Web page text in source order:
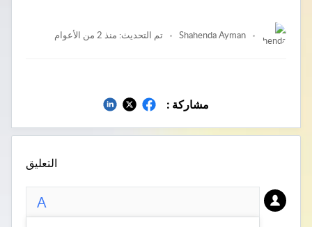
Shahenda Ayman منذ 2 من الأعوام
مشاركة :
التعليق
A